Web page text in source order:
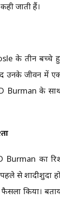
जाती हैं।
के तीन बच्चे
उनके जीवन में
Burman के
का
पहले से
किया।